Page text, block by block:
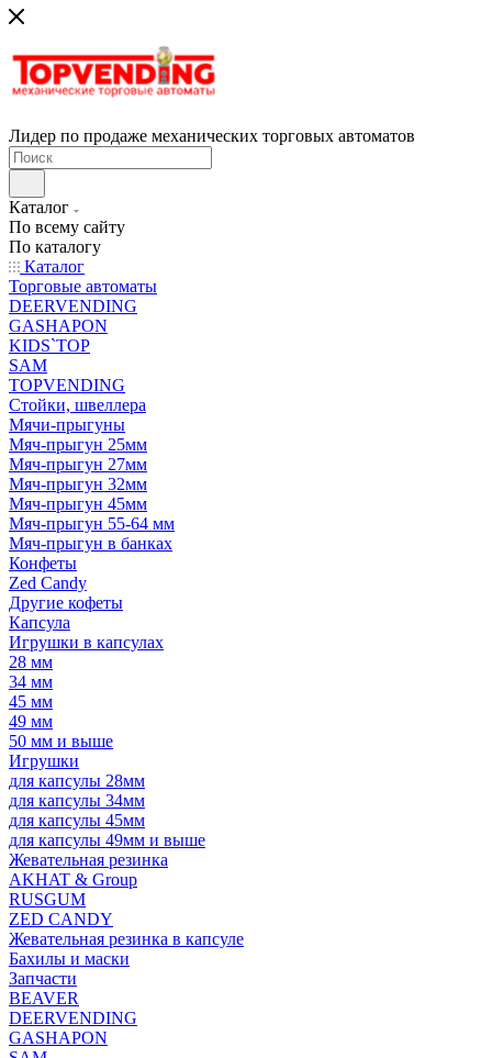
Лидер по продаже механических торговых автоматов
Каталог
По всему сайту
По каталогу
Каталог
Торговые автоматы
DEERVENDING
GASHAPON
KIDS`TOP
SAM
TOPVENDING
Стойки, швеллера
Мячи-прыгуны
Мяч-прыгун 25мм
Мяч-прыгун 27мм
Мяч-прыгун 32мм
Мяч-прыгун 45мм
Мяч-прыгун 55-64 мм
Мяч-прыгун в банках
Конфеты
Zed Candy
Другие кофеты
Капсула
Игрушки в капсулах
28 мм
34 мм
45 мм
49 мм
50 мм и выше
Игрушки
для капсулы 28мм
для капсулы 34мм
для капсулы 45мм
для капсулы 49мм и выше
Жевательная резинка
AKHAT & Group
RUSGUM
ZED CANDY
Жевательная резинка в капсуле
Бахилы и маски
Запчасти
BEAVER
DEERVENDING
GASHAPON